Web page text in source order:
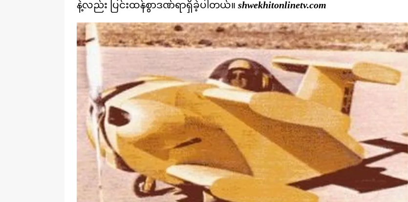
နဲ့လည်း ပြင်းထန်စွာဒဏ်ရာရှိခဲ့ပါတယ်။ shwekhitonlinetv.com